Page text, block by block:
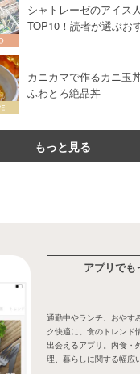
シャトレーゼのアイス
TOP10！読者が選ぶお
カニカマで作るカニ玉
ふわとろ絶品丼
もっと見る
アプリでも
通勤中やランチ、おやす
ク快適に。食のトレンド
出会えるアプリ。内食・
理、暮らしに関する幅広